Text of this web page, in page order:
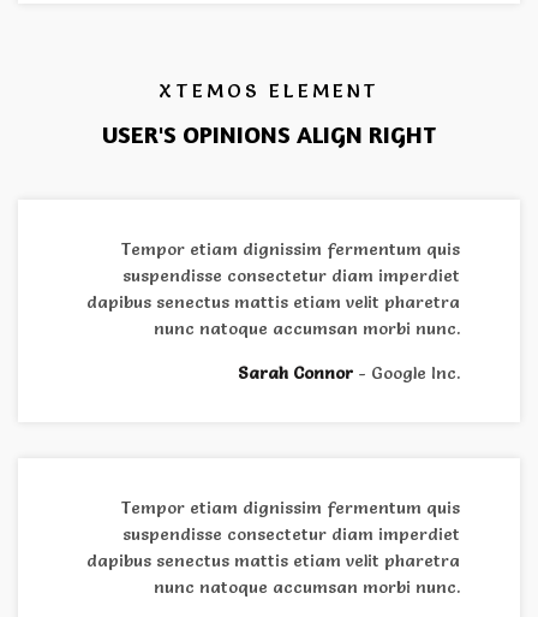
XTEMOS ELEMENT
USER'S OPINIONS ALIGN RIGHT
Tempor etiam dignissim fermentum quis
suspendisse consectetur diam imperdiet
dapibus senectus mattis etiam velit pharetra
nunc natoque accumsan morbi nunc.
Sarah Connor Google Inc.
Tempor etiam dignissim fermentum quis
suspendisse consectetur diam imperdiet
dapibus senectus mattis etiam velit pharetra
nunc natoque accumsan morbi nunc.